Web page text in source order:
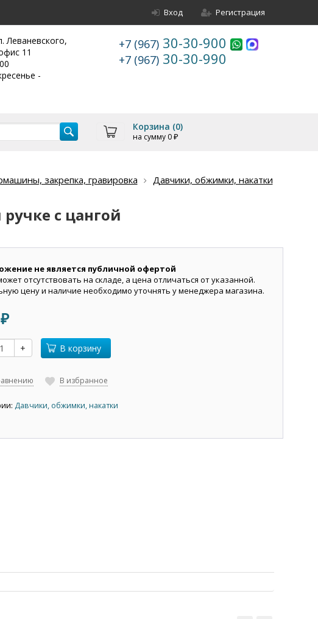
Вход Регистрация
Леваневского,
11
-
+7 (967) 30-30-900
+7 (967) 30-30-990
Корзина (0)
на сумму 0 ₽
закрепка, гравировка
Давчики, обжимки, накатки
с цангой
не является публичной офертой
отсутствовать на складе, а цена отличаться от указанной.
цену и наличие необходимо уточнять у менеджера магазина.
₽
+ В корзину
В избранное
Давчики, обжимки, накатки